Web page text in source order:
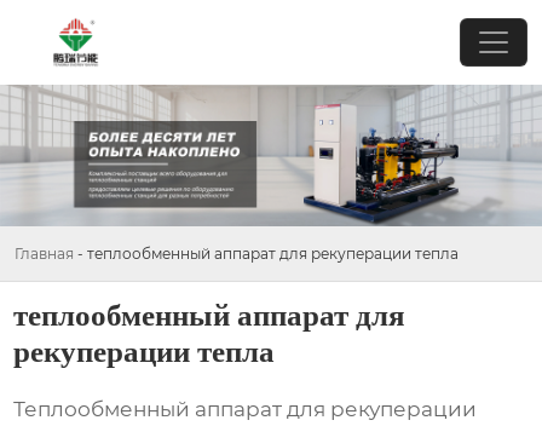
Главная - теплообменный аппарат для рекуперации тепла
теплообменный аппарат для
рекуперации тепла
Теплообменный аппарат для рекуперации